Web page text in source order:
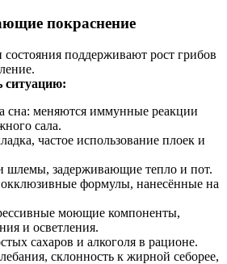
покраснение
поддерживают рост грибов
ситуацию:
сна: меняются иммунные реакции
сала.
частое использование плоек и
задерживающие тепло и пот.
формулы, нанесённые на
моющие компоненты,
и осветления.
сахаров и алкоголя в рационе.
склонность к жирной себорее,